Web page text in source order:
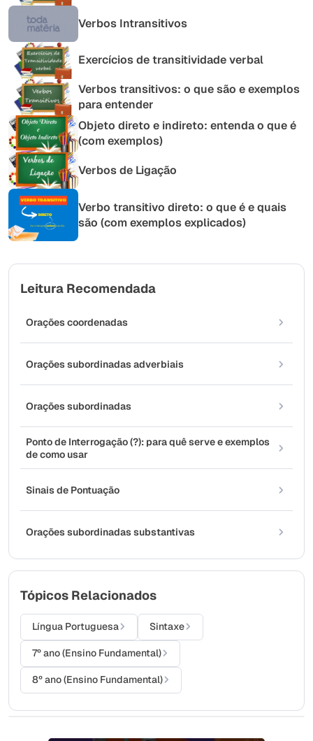
Verbos Intransitivos
Exercícios de transitividade verbal
Verbos transitivos: o que são e exemplos
para entender
Objeto direto e indireto: entenda o que é
(com exemplos)
Verbos de Ligação
Verbo transitivo direto: o que é e quais
são (com exemplos explicados)
Leitura Recomendada
Orações coordenadas
Orações subordinadas adverbiais
Orações subordinadas
Ponto de Interrogação (?): para quê serve e exemplos
de como usar
Sinais de Pontuação
Orações subordinadas substantivas
Tópicos Relacionados
Língua Portuguesa Sintaxe
7º ano (Ensino Fundamental)
8º ano (Ensino Fundamental)